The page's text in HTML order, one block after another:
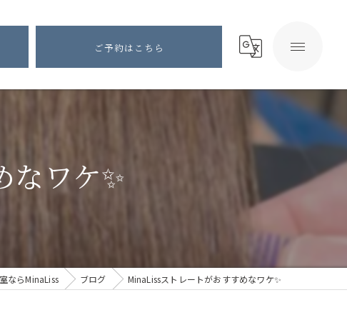
ご予約はこちら
ワケ✨
ならMinaLiss ブログ MinaLissストレートがおすすめなワケ✨